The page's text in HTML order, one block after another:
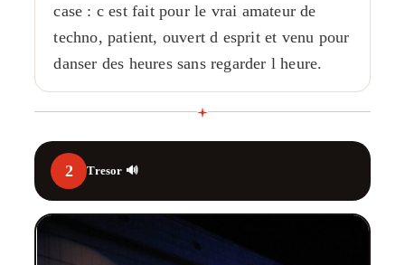
case : c est fait pour le vrai amateur de
techno, patient, ouvert d esprit et venu pour
danser des heures sans regarder l heure.
2 Tresor 🔊